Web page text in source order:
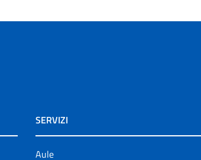
SERVIZI
Aule